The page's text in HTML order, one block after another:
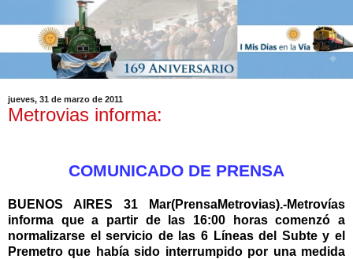
jueves, 31 de marzo de 2011
Metrovias informa:
COMUNICADO DE PRENSA
BUENOS AIRES 31 Mar(PrensaMetrovias).-Metrovías
informa que a partir de las 16:00 horas comenzó a
normalizarse el servicio de las 6 Líneas del Subte y el
Premetro que había sido interrumpido por una medida